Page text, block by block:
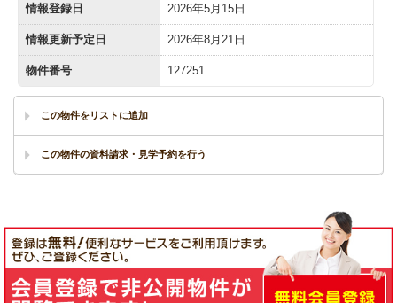
情報登録日 2026年5月15日
情報更新予定日 2026年8月21日
物件番号 127251